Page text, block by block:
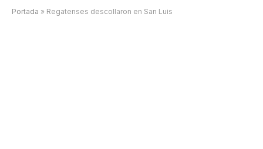
Portada » Regatenses descollaron en San Luis